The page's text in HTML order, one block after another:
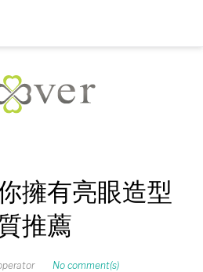
擁有亮眼造型
推薦
No comment(s)